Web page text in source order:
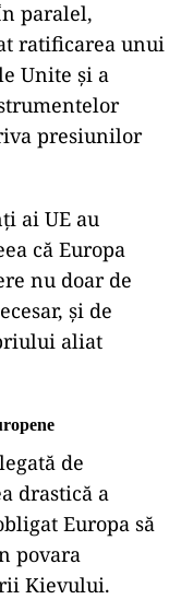
paralel,
ratificarea unui
Unite și a
presiunilor
ai UE au
că Europa
nu doar de
și de
aliat
de
drastică a
Europa să
povara
Kievului.